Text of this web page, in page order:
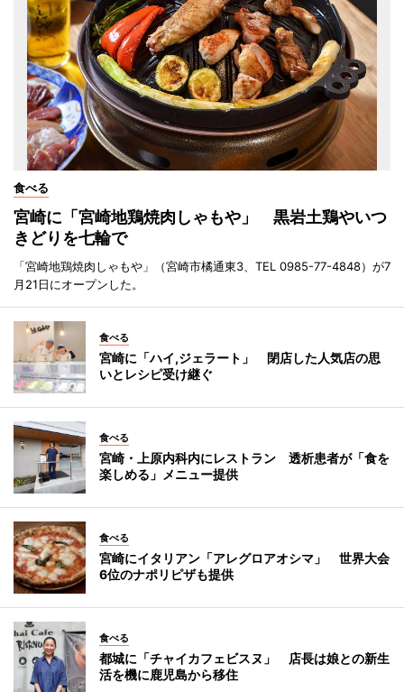
食べる
宮崎に「宮崎地鶏焼肉しゃもや」 黒岩土鶏やいつ
きどりを七輪で
「宮崎地鶏焼肉しゃもや」（宮崎市橘通東3、TEL 0985-77-4848）が7
月21日にオープンした。
食べる
宮崎に「ハイ,ジェラート」 閉店した人気店の思
いとレシピ受け継ぐ
食べる
宮崎・上原内科内にレストラン 透析患者が「食を
楽しめる」メニュー提供
食べる
宮崎にイタリアン「アレグロアオシマ」 世界大会
6位のナポリピザも提供
食べる
都城に「チャイカフェビスヌ」 店長は娘との新生
活を機に鹿児島から移住